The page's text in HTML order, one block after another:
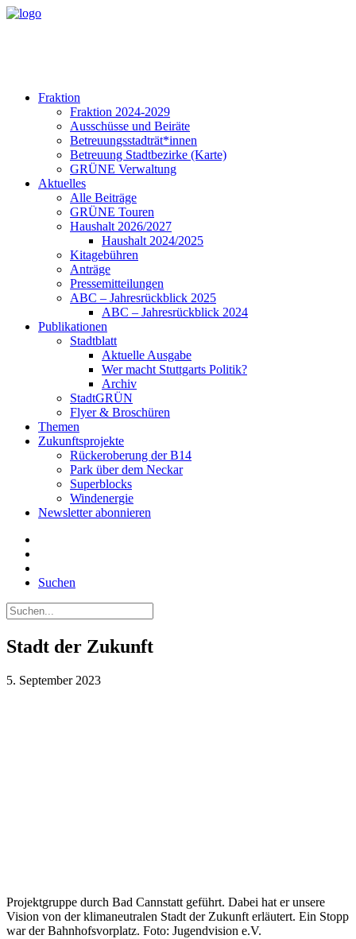
Fraktion
Fraktion 2024-2029
Ausschüsse und Beiräte
Betreuungsstadträt*innen
Betreuung Stadtbezirke (Karte)
GRÜNE Verwaltung
Aktuelles
Alle Beiträge
GRÜNE Touren
Haushalt 2026/2027
Haushalt 2024/2025
Kitagebühren
Anträge
Pressemitteilungen
ABC – Jahresrückblick 2025
ABC – Jahresrückblick 2024
Publikationen
Stadtblatt
Aktuelle Ausgabe
Wer macht Stuttgarts Politik?
Archiv
StadtGRÜN
Flyer & Broschüren
Themen
Zukunftsprojekte
Rückeroberung der B14
Park über dem Neckar
Superblocks
Windenergie
Newsletter abonnieren
Suchen
Stadt der Zukunft
5. September 2023
Projektgruppe durch Bad Cannstatt geführt. Dabei hat er unsere
Vision von der klimaneutralen Stadt der Zukunft erläutert. Ein Stopp
war der Bahnhofsvorplatz. Foto: Jugendvision e.V.